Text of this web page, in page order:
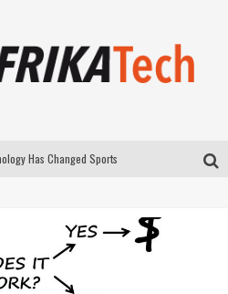
Has Changed Sports